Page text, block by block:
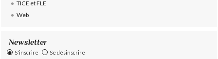
TICE et FLE
Web
Newsletter
S'inscrire Se désinscrire